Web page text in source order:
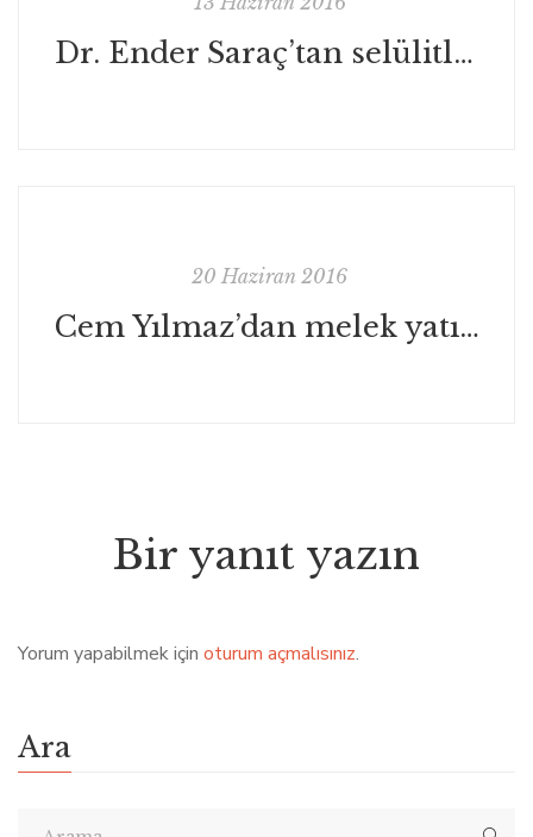
Dr. Ender Saraç’tan selülitle mücadele için 15 altın kural!
20 Haziran 2016
Cem Yılmaz’dan melek yatırımcı olur mu?
Bir yanıt yazın
Yorum yapabilmek için oturum açmalısınız.
Ara